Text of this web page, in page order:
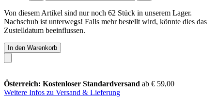
Von diesem Artikel sind nur noch 62 Stück in unserem Lager.
Nachschub ist unterwegs! Falls mehr bestellt wird, könnte dies das
Zustelldatum beeinflussen.
In den Warenkorb
Österreich: Kostenloser Standardversand ab € 59,00
Weitere Infos zu Versand & Lieferung